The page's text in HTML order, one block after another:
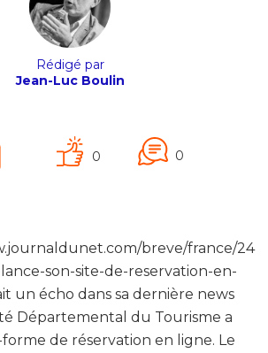
Rédigé par
Jean-Luc Boulin
0 0
breve/france/24
son-site-de-reservation-en-
un écho dans sa dernière news
Départemental du Tourisme a
de réservation en ligne. Le